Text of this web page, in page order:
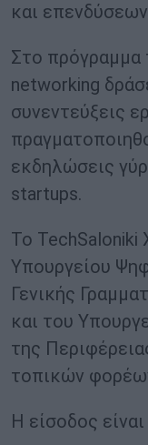
και
Στο πρόγραμμα
networking
συνεντεύξεις
εκδηλώσεις
startups.
Το TechSaloniki
Υπουργείου
Γενικής
και του
της
τοπικών
Η είσοδος